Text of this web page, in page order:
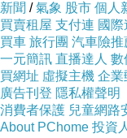
新聞 /氣象 股市 個人
買賣租屋 支付連 國際
買車 旅行團 汽車險推
一元簡訊 直播達人 數
買網址 虛擬主機 企業
廣告刊登 隱私權聲明
消費者保護 兒童網路
About PChome 投資